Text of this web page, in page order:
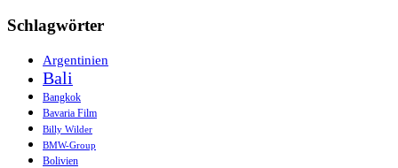
Schlagwörter
Argentinien
Bali
Bangkok
Bavaria Film
Billy Wilder
BMW-Group
Bolivien